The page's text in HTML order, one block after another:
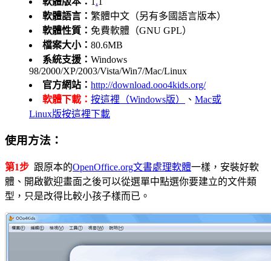
軟體語言： 繁體中文（另有多國語言版本）
軟體性質： 免費軟體（GNU GPL）
檔案大小： 80.6MB
系統支援： Windows
98/2000/XP/2003/Vista/Win7/Mac/Linux
官方網站： http://download.ooo4kids.org/
軟體下載： 按這裡（Windows版） 、 Mac或
Linux版按這裡下載
使用方法：
第1步 跟原本的OpenOffice.org文書處理軟體一樣，安裝好軟
體、開啟歡迎畫面之後可以從選單中點選你要建立的文件類
型，只是改得比較小孩子樣而已。